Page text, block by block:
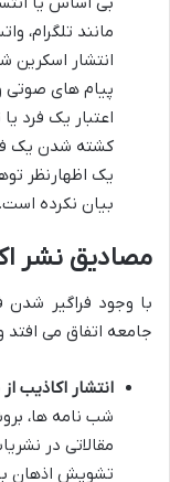
مانند تلگرام،
انتشار اسکرین
پیام های
اعتبار یک فرد
کشته شدن یک
یک اظهارنظر
بیان نکرده است.
مصادیق نشر
با وجود فراگیر
جامعه اتفاق می
انتشار اکاذیب
شب نامه ها،
مقالاتی در
تشویش اذهان